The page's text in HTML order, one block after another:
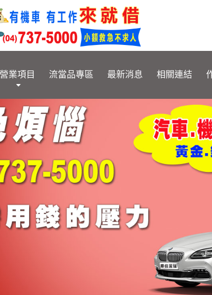
營業項目 流當品專區 最新消息 相關連結